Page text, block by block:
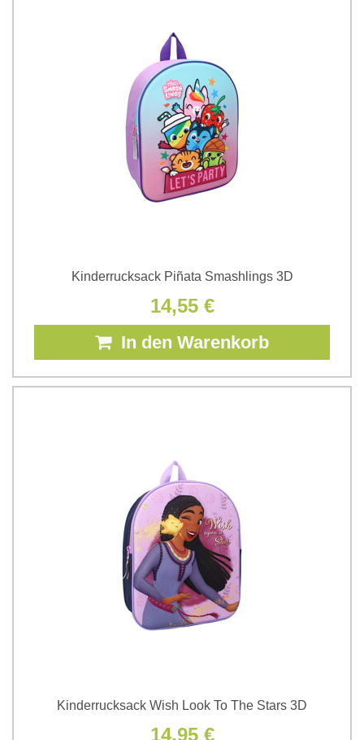
Kinderrucksack Piñata Smashlings 3D
14,55 €
In den Warenkorb
Kinderrucksack Wish Look To The Stars 3D
14,95 €